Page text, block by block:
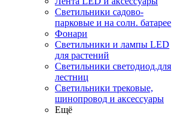
Светильники садово-
парковые и на солн. батарее
Фонари
Светильники и лампы LED
для растений
Светильники светодиод.для
лестниц
Светильники трековые,
шинопровод и аксессуары
Ещё